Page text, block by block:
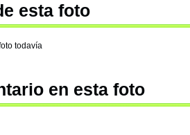
esta foto
todavía
en esta foto